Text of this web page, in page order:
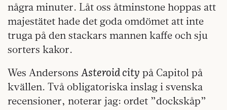
några minuter. Låt oss åtminstone hoppas att
majestätet hade det goda omdömet att inte
truga på den stackars mannen kaffe och sju
sorters kakor.
Wes Andersons Asteroid city på Capitol på
kvällen. Två obligatoriska inslag i svenska
recensioner, noterar jag: ordet ”dockskåp”